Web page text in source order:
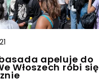
apeluje do
Włoszech robi się